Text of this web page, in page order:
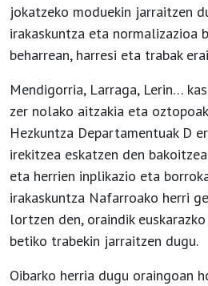
jokatzeko moduekin jarraitzen
irakaskuntza eta normalizazioa
beharrean, harresi eta trabak
Mendigorria, Larraga, Lerin…
zer nolako aitzakia eta
Hezkuntza Departamentuak D
irekitzea eskatzen den
eta herrien inplikazio eta
irakaskuntza Nafarroako herri
lortzen den, oraindik
betiko trabekin jarraitzen dugu.
Oibarko herria dugu oraingoan